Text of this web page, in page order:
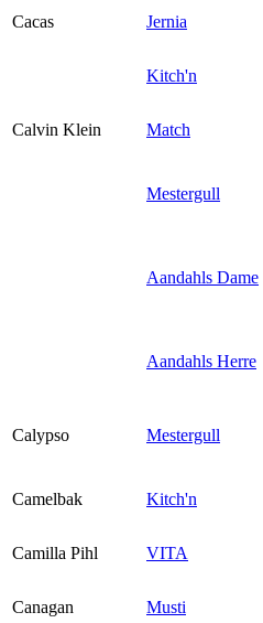
Cacas
Jernia
Kitch'n
Calvin Klein
Match
Mestergull
Aandahls Dame
Aandahls Herre
Calypso Mestergull
Camelbak Kitch'n
Camilla Pihl
VITA
Canagan Musti